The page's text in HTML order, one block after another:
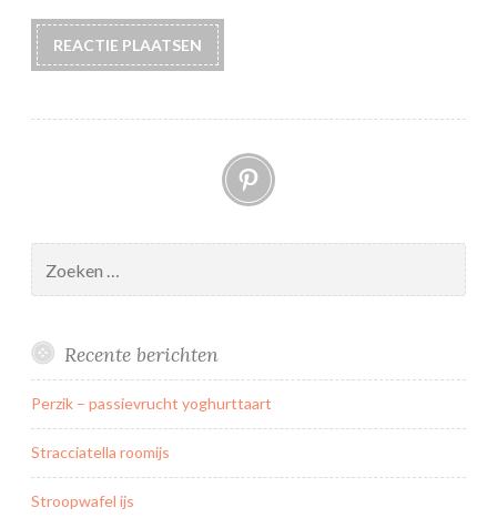
Pinterest
naar:
Recente berichten
Perzik – passievrucht yoghurttaart
Stracciatella roomijs
Stroopwafel ijs